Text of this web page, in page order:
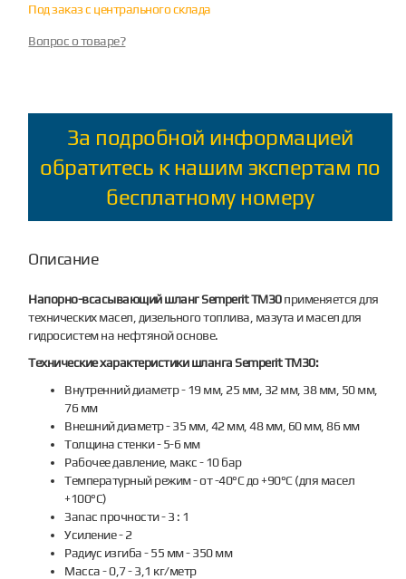
Под заказ с центрального склада
Вопрос о товаре?
За подробной информацией
обратитесь к нашим экспертам по
бесплатному номеру
Описание
Напорно-всасывающий шланг Semperit TM30применяется для
технических масел, дизельного топлива, мазута и масел для
гидросистем на нефтяной основе.
Технические характеристики шланга Semperit TM30:
Внутренний диаметр - 19 мм, 25 мм, 32 мм, 38 мм, 50 мм,
76 мм
Внешний диаметр - 35 мм, 42 мм, 48 мм, 60 мм, 86 мм
Толщина стенки - 5-6 мм
Рабочее давление, макс - 10 бар
Температурный режим - от -40°C до +90°C (для масел
+100°C)
Зanac пpoчности - 3 : 1
Усиление - 2
Радиус изгиба - 55 мм - 350 мм
Масса - 0,7 - 3,1 кг/метр